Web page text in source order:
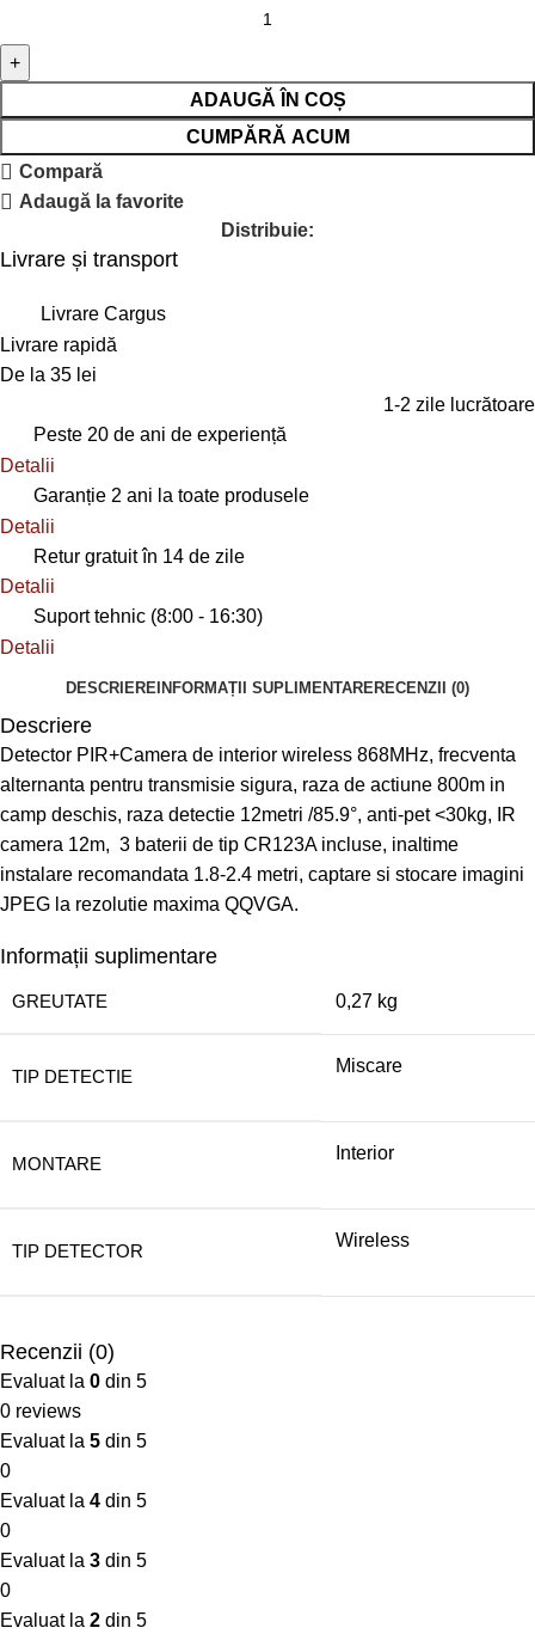
ADAUGĂ ÎN COȘ
CUMPĂRĂ ACUM
Compară
Adaugă la favorite
Distribuie:
Livrare și transport
Livrare Cargus
Livrare rapidă
De la 35 lei
1-2 zile lucrătoare
Peste 20 de ani de experiență
Detalii
Garanție 2 ani la toate produsele
Detalii
Retur gratuit în 14 de zile
Detalii
Suport tehnic (8:00 - 16:30)
Detalii
DESCRIEREINFORMAȚII SUPLIMENTARERECENZII (0)
Descriere
Detector PIR+Camera de interior wireless 868MHz, frecventa
alternanta pentru transmisie sigura, raza de actiune 800m in
camp deschis, raza detectie 12metri /85.9°, anti-pet <30kg, IR
camera 12m, 3 baterii de tip CR123A incluse, inaltime
instalare recomandata 1.8-2.4 metri, captare si stocare imagini
JPEG la rezolutie maxima QQVGA.
Informații suplimentare
GREUTATE 0,27 kg
TIP DETECTIE
Miscare
MONTARE
Interior
TIP DETECTOR
Wireless
Recenzii (0)
Evaluat la 0 din 5
0 reviews
Evaluat la 5 din 5
0
Evaluat la 4 din 5
0
Evaluat la 3 din 5
0
Evaluat la 2 din 5